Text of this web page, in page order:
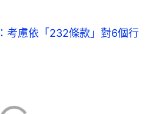
慮依「232條款」對6個行